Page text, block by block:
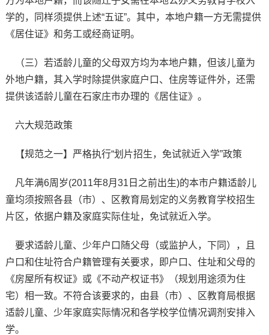
学的，同样须提供上述“五证”。其中，本地户籍一方无需提供
《居住证》和务工或经商证明。
（三）若适龄儿童的父母双方均为本地户籍，但该儿童为
外地户籍，其入学时除提供家庭户口、住房等证件外，还需
提供该适龄儿童在石家庄市办理的《居住证》。
六大规范政策
【规范之一】严格执行“划片招生，免试就近入学”政策
凡年满6周岁(2011年8月31日之前出生)的本市户籍适龄儿
童均须按照各县（市）、区教育局划定的义务教育学校招生
片区，依据户籍及家庭实际住址，免试就近入学。
要求适龄儿童、少年户口随父母（或监护人，下同），且
户口和住址符合户籍管理有关要求，即户口、住址和父母的
《房屋所有权证》或《不动产权证书》（规划用途须为住
宅）相一致。不符合该要求的，由县（市）、区教育局根据
适龄儿童、少年家庭实际情况和各学校学位情况调剂安排入
学。